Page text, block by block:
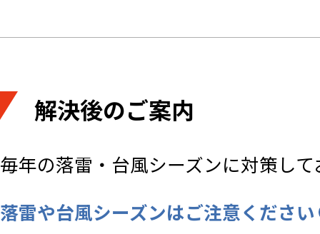
解決後のご案内
毎年の落雷・台風シーズンに対策し
落雷や台風シーズンはご注意ください